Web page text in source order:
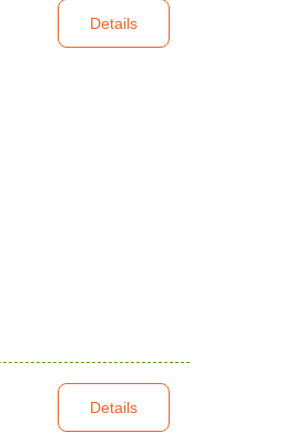
Details
Details